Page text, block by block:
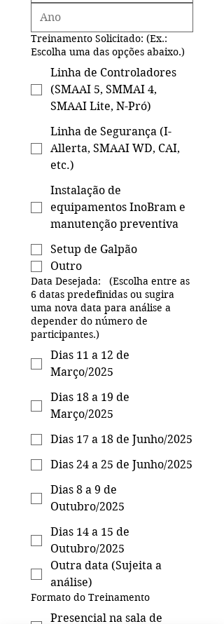
Treinamento Solicitado: (Ex.:
Escolha uma das opções abaixo.)
Linha de Controladores
(SMAAI 5, SMMAI 4,
SMAAI Lite, N-Pró)
Linha de Segurança (I-
Allerta, SMAAI WD, CAI,
etc.)
Instalação de
equipamentos InoBram e
manutenção preventiva
Setup de Galpão
Outro
Data Desejada: (Escolha entre as
6 datas predefinidas ou sugira
uma nova data para análise a
depender do número de
participantes.)
Dias 11 a 12 de
Março/2025
Dias 18 a 19 de
Março/2025
Dias 17 a 18 de Junho/2025
Dias 24 a 25 de Junho/2025
Dias 8 a 9 de
Outubro/2025
Dias 14 a 15 de
Outubro/2025
Outra data (Sujeita a
análise)
Formato do Treinamento
Presencial na sala de